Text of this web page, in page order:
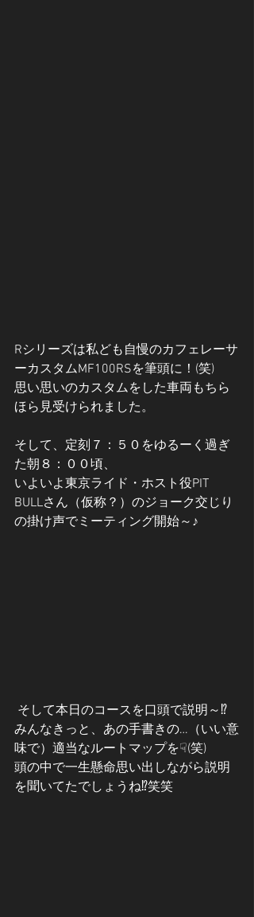
Rシリーズは私ども自慢のカフェレーサ
ーカスタムMF100RSを筆頭に！(笑)
思い思いのカスタムをした車両もちら
ほら見受けられました。
そして、定刻７：５０をゆるーく過ぎ
た朝８：００頃、
いよいよ東京ライド・ホスト役PIT
BULLさん（仮称？）のジョーク交じり
の掛け声でミーティング開始～♪
そして本日のコースを口頭で説明～⁉
みんなきっと、あの手書きの…（いい意
味で）適当なルートマップを☟(笑)
頭の中で一生懸命思い出しながら説明
を聞いてたでしょうね⁉笑笑